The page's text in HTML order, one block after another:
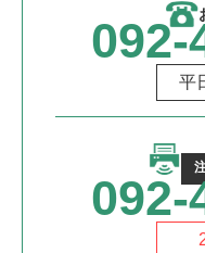
092-
平
092-